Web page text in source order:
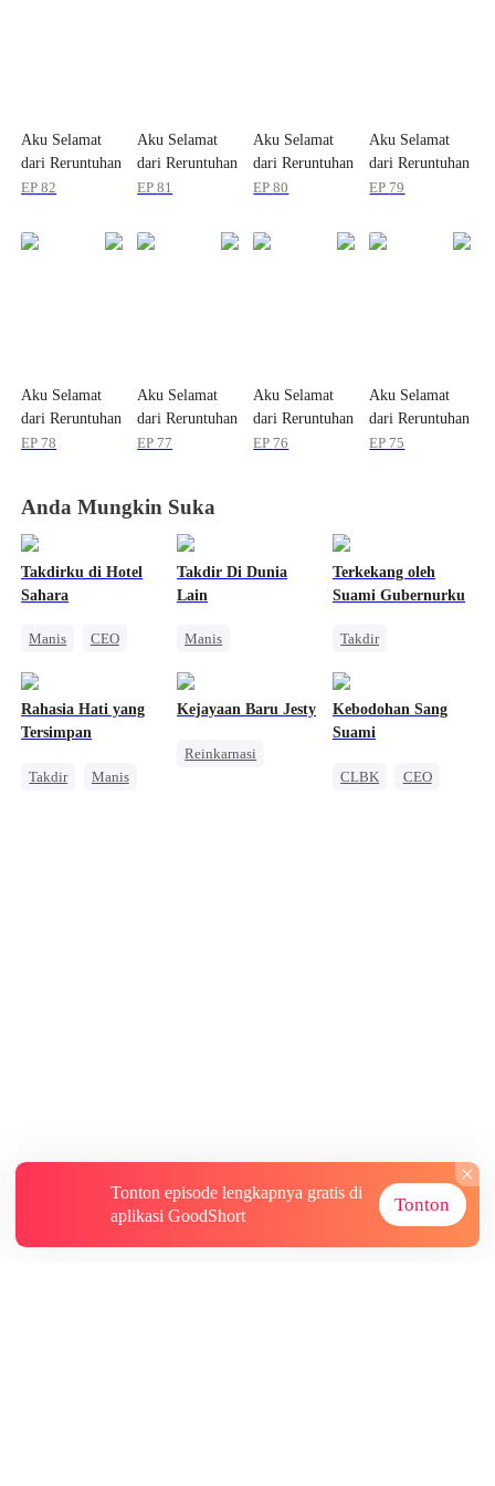
Aku Selamat
dari Reruntuhan
EP82
Aku Selamat
dari Reruntuhan
EP81
Aku Selamat
dari Reruntuhan
EP80
Aku Selamat
dari Reruntuhan
EP 79
Aku Selamat
dari Reruntuhan
EP 78
Aku Selamat
dari Reruntuhan
EP 77
Aku Selamat
dari Reruntuhan
EP 76
Aku Selamat
dari Reruntuhan
EP 75
Anda Mungkin Suka
Takdirku di Hotel
Sahara
Manis
CEO
Takdir Di Dunia
Lain
Manis
Pembalasan
Terkekang oleh
Suami Gubernurku
Takdir
Cinta Satu Malam
Rahasia Hati yang
Tersimpan
Takdir
Manis
Kejayaan Baru Jesty
Reinkarnasi
Kebodohan Sang
Suami
CLBK
CEO
Tonton episode lengkapnya gratis di
aplikasi GoodShort
Tonton